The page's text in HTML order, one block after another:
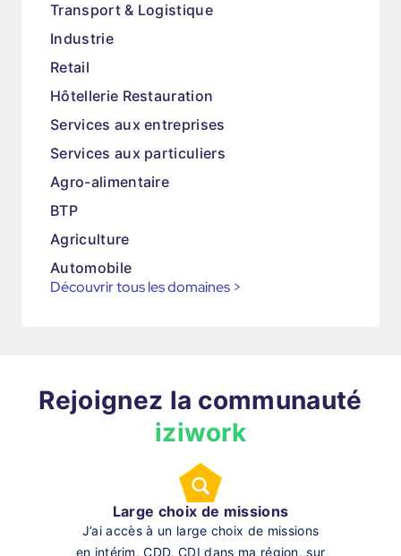
Transport & Logistique
Industrie
Retail
Hôtellerie Restauration
Services aux entreprises
Services aux particuliers
Agro-alimentaire
BTP
Agriculture
Automobile
Découvrir tous les domaines >
Rejoignez la communauté
iziwork
Large choix de missions
J’ai accès à un large choix de missions
en intérim, CDD, CDI dans ma région, sur